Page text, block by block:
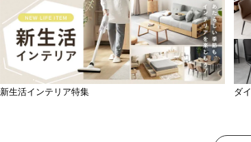
新生活インテリア特集 ダ